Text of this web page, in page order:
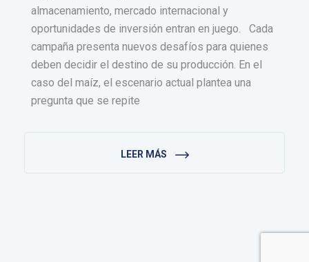
almacenamiento, mercado internacional y
oportunidades de inversión entran en juego. Cada
campaña presenta nuevos desafíos para quienes
deben decidir el destino de su producción. En el
caso del maíz, el escenario actual plantea una
pregunta que se repite
LEER MÁS